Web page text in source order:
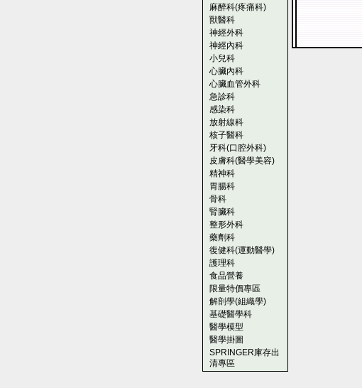
麻醉科(疼痛科)
獸醫科
神經外科
神經內科
小兒科
心臟內科
心臟血管外科
急診科
感染科
放射線科
核子醫科
牙科(口腔外科)
皮膚科(醫學美容)
精神科
胃腸科
骨科
腎臟科
整形外科
藥劑科
復健科(運動醫學)
護理科
食品營養
限量特價專區
解剖學(組織學)
基礎醫學科
醫學模型
醫學掛圖
SPRINGER庫存出
清專區